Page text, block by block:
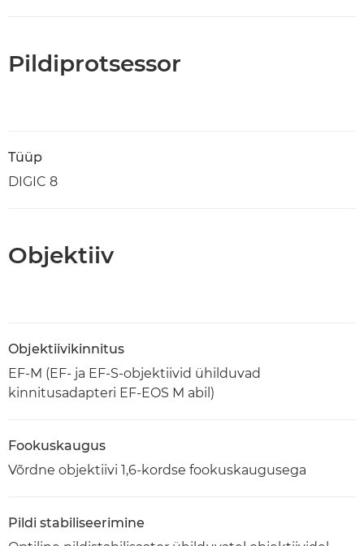
Pildiprotsessor
Tüüp
DIGIC 8
Objektiiv
Objektiivikinnitus
EF-M (EF- ja EF-S-objektiivid ühilduvad
kinnitusadapteri EF-EOS M abil)
Fookuskaugus
Võrdne objektiivi 1,6-kordse fookuskaugusega
Pildi stabiliseerimine